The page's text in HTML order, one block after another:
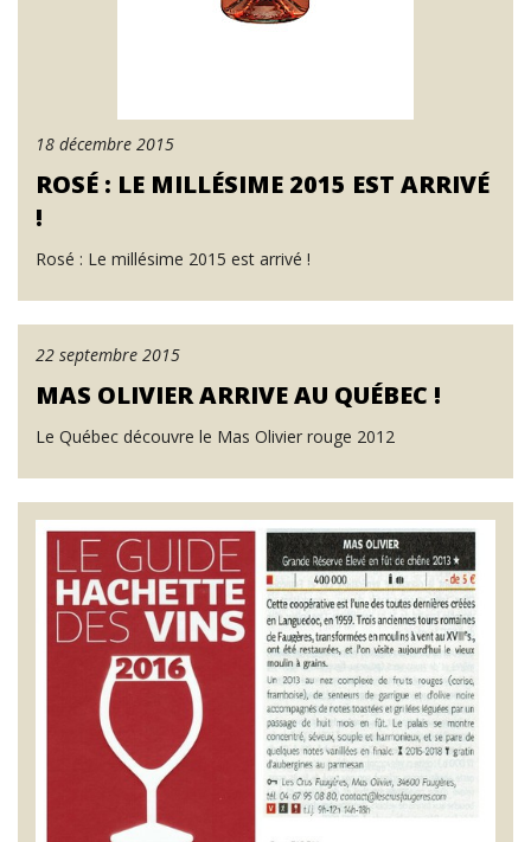
18 décembre 2015
ROSÉ : LE MILLÉSIME 2015 EST ARRIVÉ
!
Rosé : Le millésime 2015 est arrivé !
22 septembre 2015
MAS OLIVIER ARRIVE AU QUÉBEC !
Le Québec découvre le Mas Olivier rouge 2012